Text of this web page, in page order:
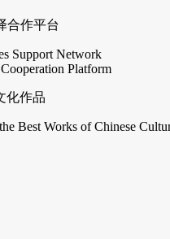
合作平台
Support Network
Platform
化作品
Best Works of Chinese